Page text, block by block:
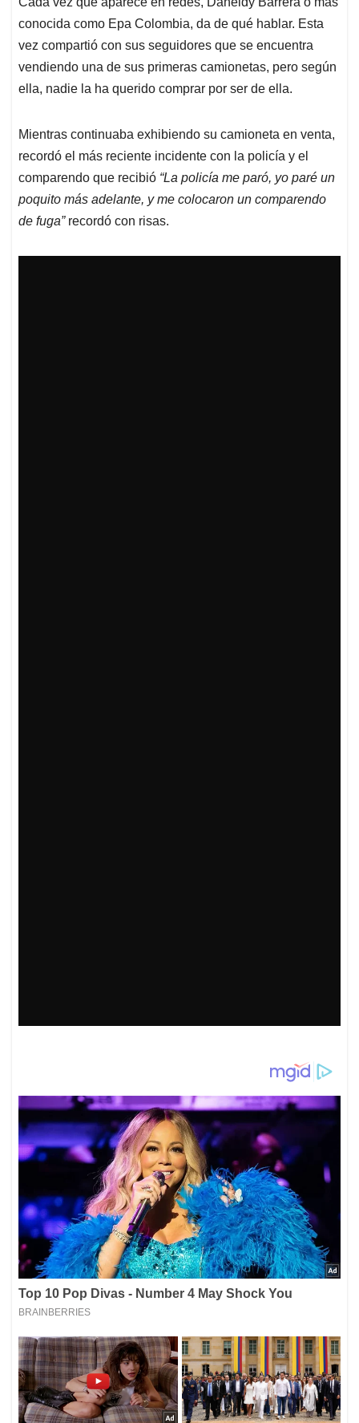
s
A
p
p
b
o
o
k
e
d
I
n
l
a
d
s
conocida como Epa Colombia, da de qué hablar. Esta
vez compartió con sus seguidores que se encuentra
vendiendo una de sus primeras camionetas, pero según
ella, nadie la ha querido comprar por ser de ella.
Mientras continuaba exhibiendo su camioneta en venta,
recordó el más reciente incidente con la policía y el
comparendo que recibió “La policía me paró, yo paré un
poquito más adelante, y me colocaron un comparendo
de fuga” recordó con risas.